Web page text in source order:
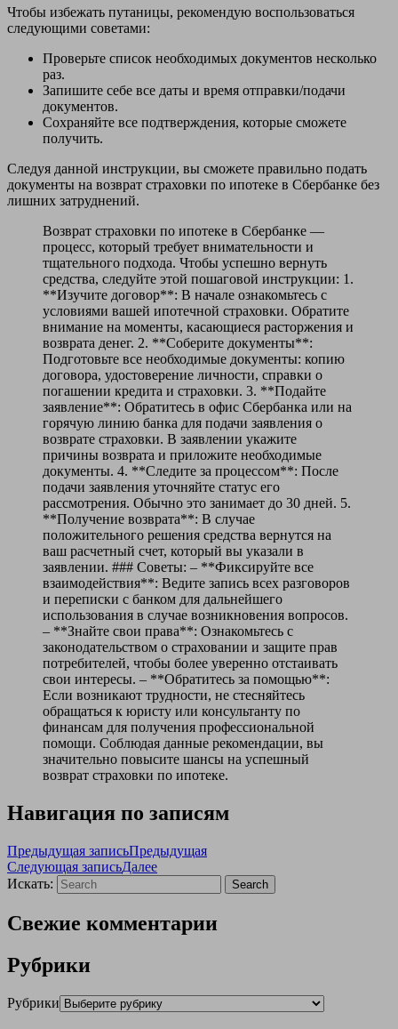
Чтобы избежать путаницы, рекомендую воспользоваться
следующими советами:
Проверьте список необходимых документов несколько
раз.
Запишите себе все даты и время отправки/подачи
документов.
Сохраняйте все подтверждения, которые сможете
получить.
Следуя данной инструкции, вы сможете правильно подать
документы на возврат страховки по ипотеке в Сбербанке без
лишних затруднений.
Возврат страховки по ипотеке в Сбербанке —
процесс, который требует внимательности и
тщательного подхода. Чтобы успешно вернуть
средства, следуйте этой пошаговой инструкции: 1.
**Изучите договор**: В начале ознакомьтесь с
условиями вашей ипотечной страховки. Обратите
внимание на моменты, касающиеся расторжения и
возврата денег. 2. **Соберите документы**:
Подготовьте все необходимые документы: копию
договора, удостоверение личности, справки о
погашении кредита и страховки. 3. **Подайте
заявление**: Обратитесь в офис Сбербанка или на
горячую линию банка для подачи заявления о
возврате страховки. В заявлении укажите
причины возврата и приложите необходимые
документы. 4. **Следите за процессом**: После
подачи заявления уточняйте статус его
рассмотрения. Обычно это занимает до 30 дней. 5.
**Получение возврата**: В случае
положительного решения средства вернутся на
ваш расчетный счет, который вы указали в
заявлении. ### Советы: – **Фиксируйте все
взаимодействия**: Ведите запись всех разговоров
и переписки с банком для дальнейшего
использования в случае возникновения вопросов.
– **Знайте свои права**: Ознакомьтесь с
законодательством о страховании и защите прав
потребителей, чтобы более уверенно отстаивать
свои интересы. – **Обратитесь за помощью**:
Если возникают трудности, не стесняйтесь
обращаться к юристу или консультанту по
финансам для получения профессиональной
помощи. Соблюдая данные рекомендации, вы
значительно повысите шансы на успешный
возврат страховки по ипотеке.
Навигация по записям
Предыдущая записьПредыдущая
Следующая записьДалее
Искать:
Search
Свежие комментарии
Рубрики
Рубрики